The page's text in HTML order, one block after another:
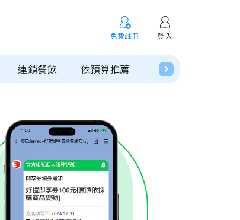
免費註冊 登 入
連鎖餐飲 依預算推薦 預購專區